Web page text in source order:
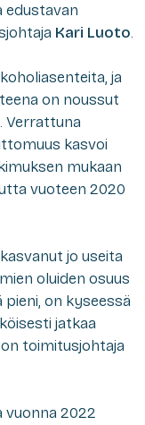
edustavan
Kari Luoto.
ja
on noussut
Verrattuna
kasvoi
mukaan
vuoteen 2020
jo useita
oluiden osuus
on kyseessä
jatkaa
toimitusjohtaja
2022